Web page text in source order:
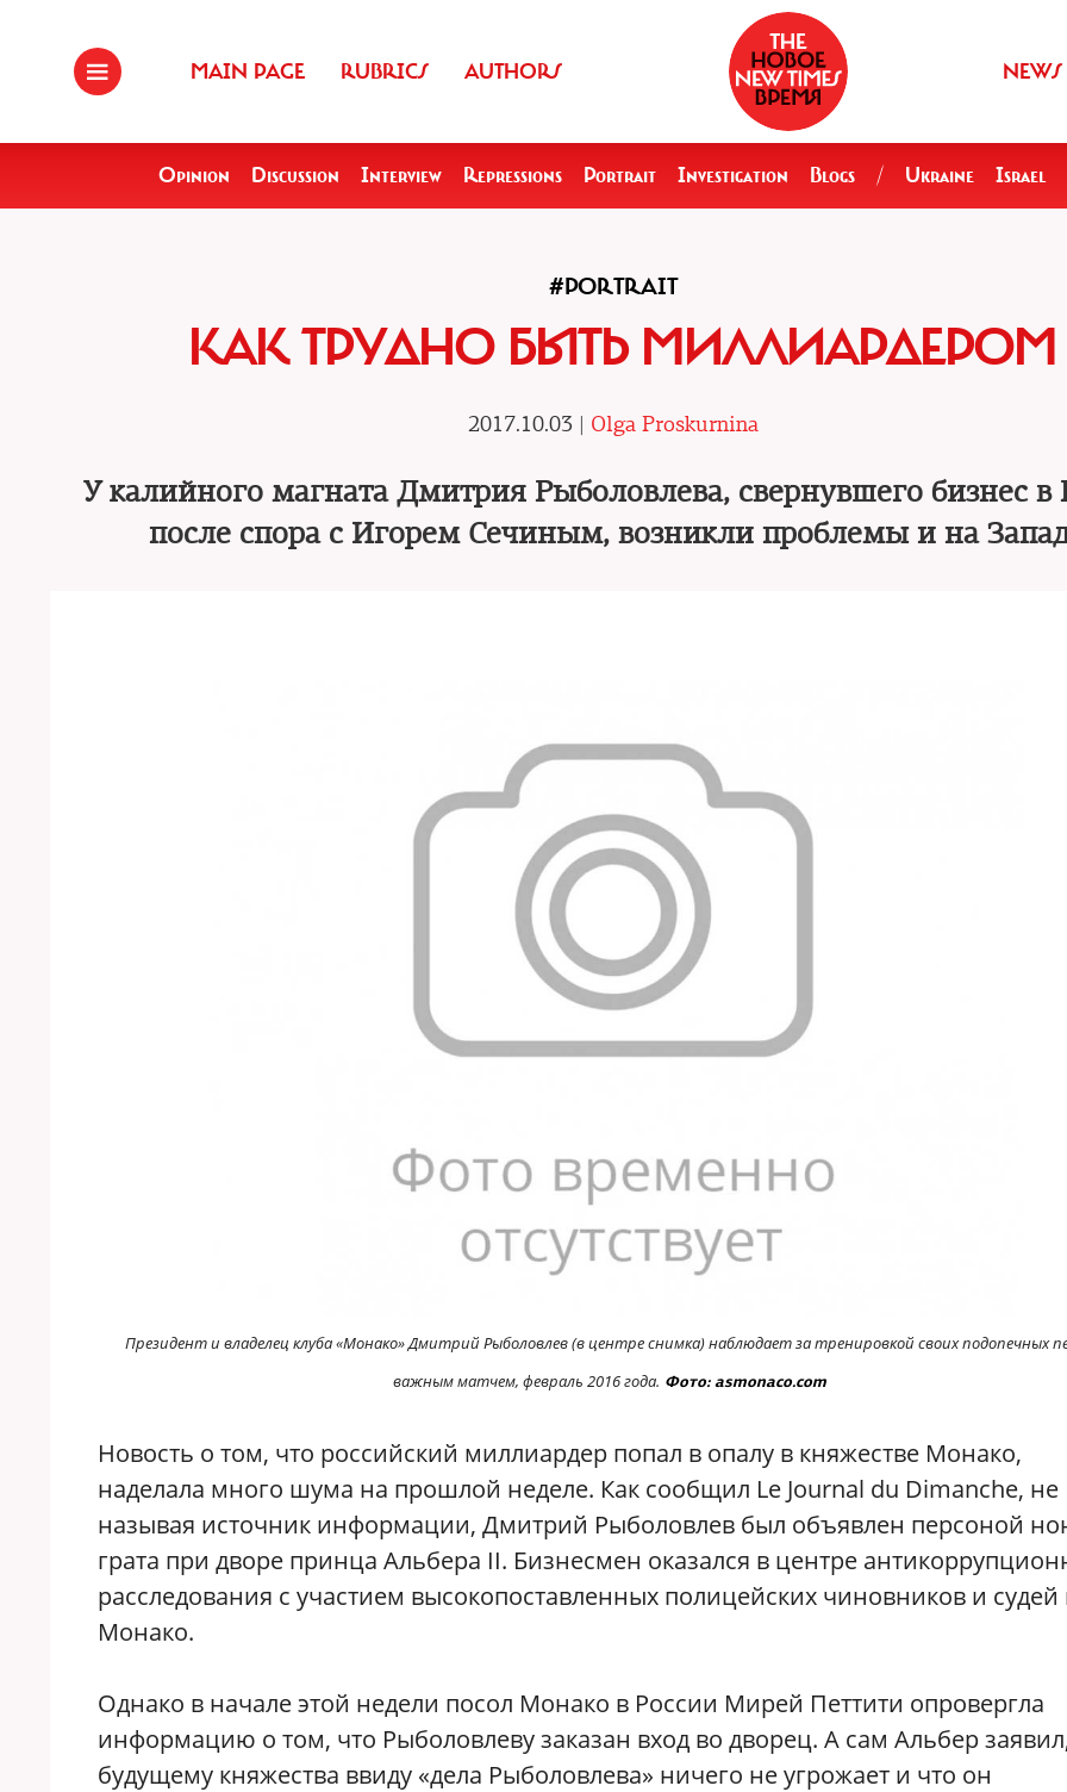
MAIN PAGE RUBRICS AUTHORS NEWS
Opinion Discussion Interview Repressions Portrait Investigation Blogs / Ukraine Israel
#PORTRAIT
КАК ТРУДНО БЫТЬ МИЛЛИАРДЕРОМ
2017.10.03 | Olga Proskurnina
У калийного магната Дмитрия Рыболовлева, свернувшего бизнес в
после спора с Игорем Сечиным, возникли проблемы и на
Президент и владелец клуба «Монако» Дмитрий Рыболовлев (в центре снимка) наблюдает за тренировкой своих подопечных
важным матчем, февраль 2016 года. Фото: asmonaco.com
Новость о том, что российский миллиардер попал в опалу в княжестве Монако,
наделала много шума на прошлой неделе. Как сообщил Le Journal du Dimanche, не
называя источник информации, Дмитрий Рыболовлев был объявлен персоной
грата при дворе принца Альбера II. Бизнесмен оказался в центре
расследования с участием высокопоставленных полицейских чиновников и судей
Монако.
Однако в начале этой недели посол Монако в России Мирей Петтити опровергла
информацию о том, что Рыболовлеву заказан вход во дворец. А сам Альбер
будущему княжества ввиду «дела Рыболовлева» ничего не угрожает и что он